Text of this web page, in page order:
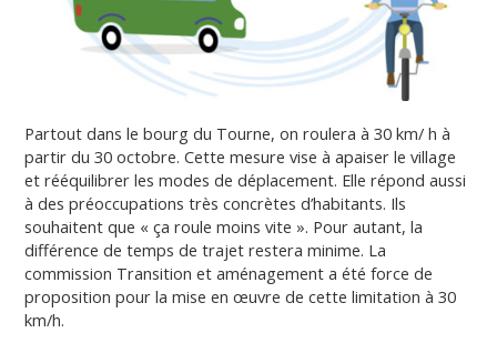
Partout dans le bourg du Tourne, on roulera à 30 km/ h à
partir du 30 octobre. Cette mesure vise à apaiser le village
et rééquilibrer les modes de déplacement. Elle répond aussi
à des préoccupations très concrètes d’habitants. Ils
souhaitent que « ça roule moins vite ». Pour autant, la
différence de temps de trajet restera minime. La
commission Transition et aménagement a été force de
proposition pour la mise en œuvre de cette limitation à 30
km/h.